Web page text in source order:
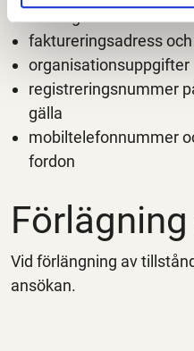
faktureringsadress
organisationsuppgifter
registreringsnummer
gälla
mobiltelefonnummer
fordon
Vid förlängning av
ansökan.